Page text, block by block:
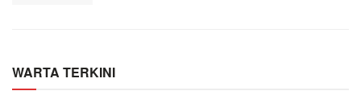
WARTA TERKINI